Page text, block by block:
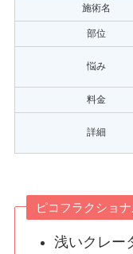
施術名
部位
悩み
料金
詳細
ピコフラクショ
浅いクレー